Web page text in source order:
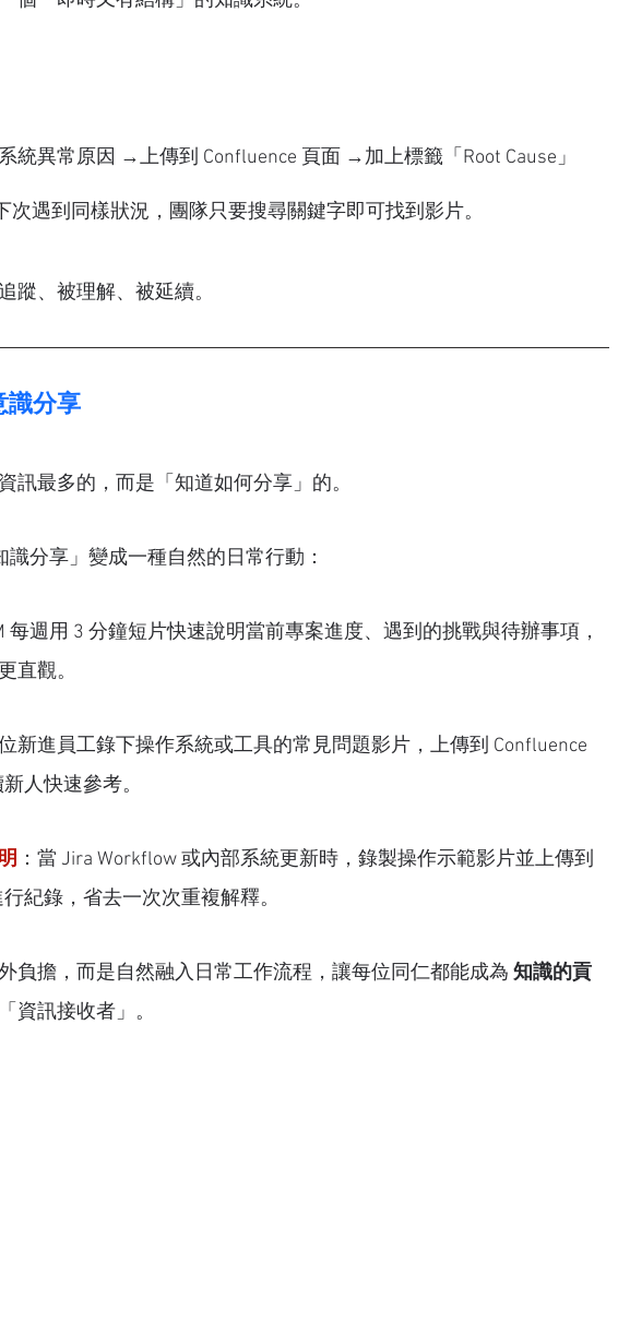
統異常原因 →上傳到 Confluence 頁面 →加上標籤「Root Cause」
次遇到同樣狀況，團隊只要搜尋關鍵字即可找到影片。
蹤、被理解、被延續。
識分享
訊最多的，而是「知道如何分享」的。
識分享」變成一種自然的日常行動：
每週用 3 分鐘短片快速說明當前專案進度、遇到的挑戰與待辦事項，
直觀。
位新進員工錄下操作系統或工具的常見問題影片，上傳到 Confluence
人快速參考。
：當 Jira Workflow 或內部系統更新時，錄製操作示範影片並上傳到
行紀錄，省去一次次重複解釋。
負擔，而是自然融入日常工作流程，讓每位同仁都能成為 知識的貢
資訊接收者」。